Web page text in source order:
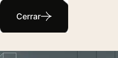
Cerrar